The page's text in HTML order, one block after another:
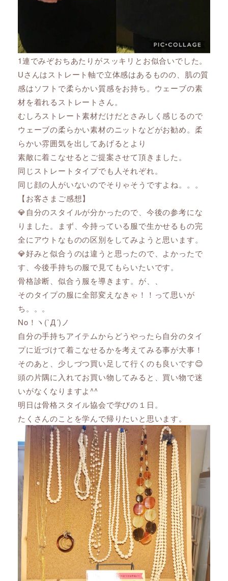
1連でみぞおちあたりがスッキリとお似合いでした。
Uさんはストレート軸で立体感はあるものの、肌の質
感はソフトで柔らかい質感をお持ち。ウェーブの素
材を着れるストレートさん。
むしろストレート素材だけだとさみしく感じるので
ウェーブの柔らかい素材のニットなどがお勧め。柔
らかい雰囲気を出してあげるとより
素敵に着こなせるとご提案させて頂きました。
同じストレートタイプでも人それぞれ。
同じ顔の人がいないのでそりゃそうですよね。。。
【お客さまご感想】
💎自分のスタイルが分かったので、今後の参考にな
りました。まず、今持っている服で生かせるもの完
全にアウトなものの区別をしてみようと思います。
💎好みと似合うのは違うと思ったので、よかったで
す、今後手持ちの服で見てもらいたいです。
骨格診断、似合う服を導きます。が、、
そのタイプの服に全部変えなきゃ！！って思いが
ち。。。
No！ヽ(`Д´)ノ
自分の手持ちアイテムからどうやったら自分のタイ
プに近づけて着こなせるかを考えてみる事が大事！
そのあと、少しづつ買い足して行くのも良いです😊
頭の片隅に入れてお買い物してみると、買い物で迷
いがなくなりますよ^^
明日は骨格スタイル協会で学びの１日。
たくさんのことを学んで帰りたいと思います。